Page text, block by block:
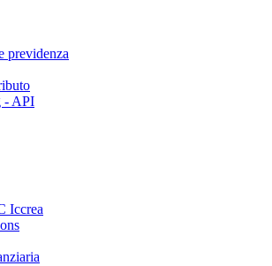
previdenza
- API
Iccrea